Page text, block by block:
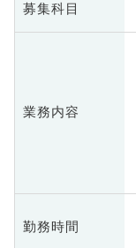
募集科目
業務内容
勤務時間